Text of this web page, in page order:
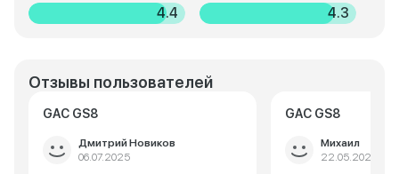
4.4 4.3
Отзывы пользователей
GAC GS8
Дмитрий Новиков
06.07.2025
GAC GS8
Михаил
22.05.2025